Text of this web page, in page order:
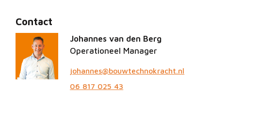
Contact
Johannes van den Berg
Operationeel Manager
johannes@bouwtechnokracht.nl
06 817 025 43